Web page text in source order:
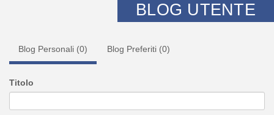
BLOG UTENTE
Blog Personali (0) Blog Preferiti (0)
Titolo